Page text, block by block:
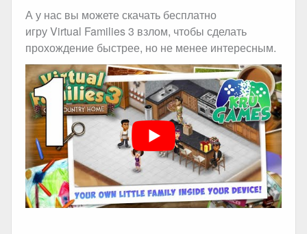
А у нас вы можете скачать бесплатно
игру Virtual Families 3 взлом, чтобы сделать
прохождение быстрее, но не менее интересным.